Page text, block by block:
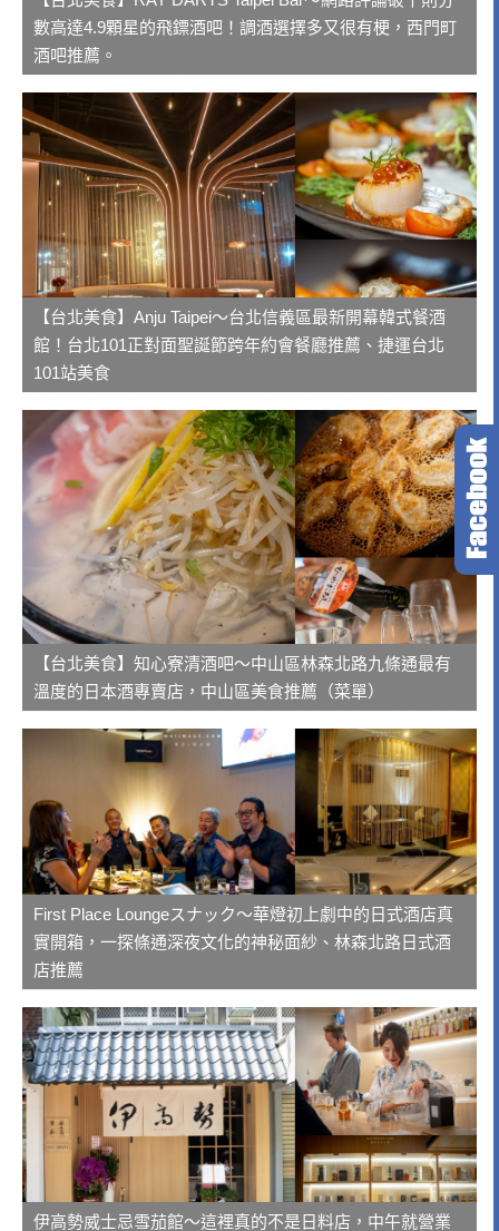
數高達4.9顆星的飛鏢酒吧！調酒選擇多又很有梗，西門町
酒吧推薦。
【台北美食】Anju Taipei～台北信義區最新開幕韓式餐酒
館！台北101正對面聖誕節跨年約會餐廳推薦、捷運台北
101站美食
【台北美食】知心寮清酒吧～中山區林森北路九條通最有
溫度的日本酒專賣店，中山區美食推薦（菜單）
First Place Loungeスナック～華燈初上劇中的日式酒店真
實開箱，一探條通深夜文化的神秘面紗、林森北路日式酒
店推薦
伊高勢威士忌雪茄館～這裡真的不是日料店，中午就營業